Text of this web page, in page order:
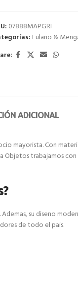
07888MAPGRI
Fulano &
ADICIONAL
mayorista. Con
trabajamos
su diseno
de todo el pais.